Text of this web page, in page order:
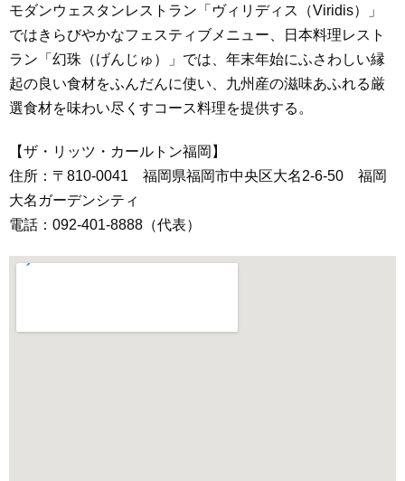
モダンウェスタンレストラン「ヴィリディス（Viridis）」
ではきらびやかなフェスティブメニュー、日本料理レスト
ラン「幻珠（げんじゅ）」では、年末年始にふさわしい縁
起の良い食材をふんだんに使い、九州産の滋味あふれる厳
選食材を味わい尽くすコース料理を提供する。
【ザ・リッツ・カールトン福岡】
住所：〒810-0041 福岡県福岡市中央区大名2-6-50 福岡
大名ガーデンシティ
電話：092-401-8888（代表）